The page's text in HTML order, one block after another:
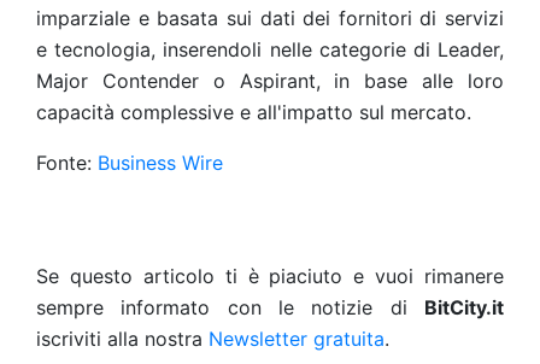
imparziale e basata sui dati dei fornitori di servizi
e tecnologia, inserendoli nelle categorie di Leader,
Major Contender o Aspirant, in base alle loro
capacità complessive e all'impatto sul mercato.
Fonte: Business Wire
Se questo articolo ti è piaciuto e vuoi rimanere
sempre informato con le notizie di BitCity.it
iscriviti alla nostra Newsletter gratuita.